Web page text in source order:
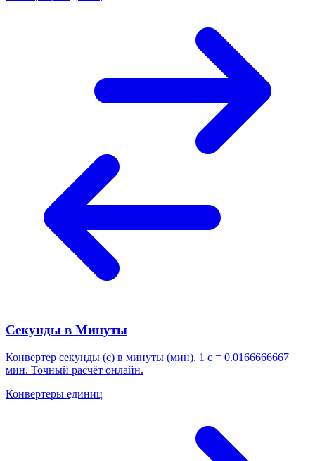
Секунды в Минуты
Конвертер секунды (с) в минуты (мин). 1 с = 0.0166666667
мин. Точный расчёт онлайн.
Конвертеры единиц